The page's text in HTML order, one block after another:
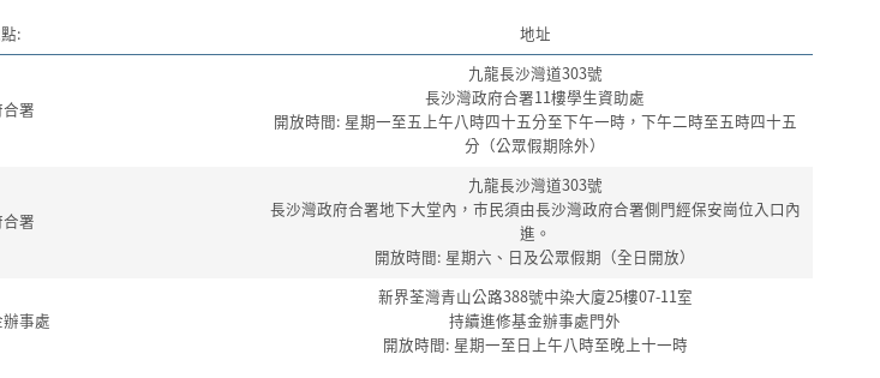
: 地址
署
九龍長沙灣道303號
長沙灣政府合署11樓學生資助處
開放時間: 星期一至五上午八時四十五分至下午一時，下午二時至五時四十五
分（公眾假期除外）
署
九龍長沙灣道303號
長沙灣政府合署地下大堂內，巿民須由長沙灣政府合署側門經保安崗位入口內
進。
開放時間: 星期六、日及公眾假期（全日開放）
事處
新界荃灣青山公路388號中染大廈25樓07-11室
持續進修基金辦事處門外
開放時間: 星期一至日上午八時至晚上十一時